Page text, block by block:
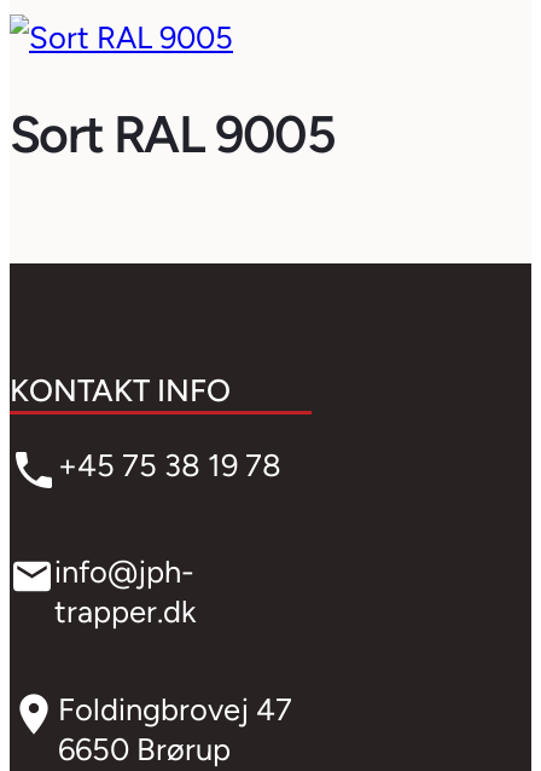
Sort RAL 9005
KONTAKT INFO
+45 75 38 19 78
info@jph-
trapper.dk
Foldingbrovej 47
6650 Brørup